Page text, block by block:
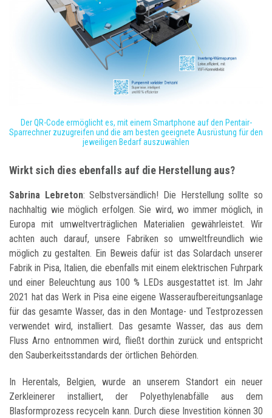
Der QR-Code ermöglicht es, mit einem Smartphone auf den Pentair-
Sparrechner zuzugreifen und die am besten geeignete Ausrüstung für den
jeweiligen Bedarf auszuwählen
Wirkt sich dies ebenfalls auf die Herstellung aus?
Sabrina Lebreton: Selbstversändlich! Die Herstellung sollte so
nachhaltig wie möglich erfolgen. Sie wird, wo immer möglich, in
Europa mit umweltverträglichen Materialien gewährleistet. Wir
achten auch darauf, unsere Fabriken so umweltfreundlich wie
möglich zu gestalten. Ein Beweis dafür ist das Solardach unserer
Fabrik in Pisa, Italien, die ebenfalls mit einem elektrischen Fuhrpark
und einer Beleuchtung aus 100 % LEDs ausgestattet ist. Im Jahr
2021 hat das Werk in Pisa eine eigene Wasseraufbereitungsanlage
für das gesamte Wasser, das in den Montage- und Testprozessen
verwendet wird, installiert. Das gesamte Wasser, das aus dem
Fluss Arno entnommen wird, fließt dorthin zurück und entspricht
den Sauberkeitsstandards der örtlichen Behörden.
In Herentals, Belgien, wurde an unserem Standort ein neuer
Zerkleinerer installiert, der Polyethylenabfälle aus dem
Blasformprozess recyceln kann. Durch diese Investition können 30